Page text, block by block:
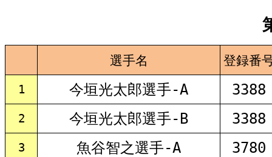
選手名 登録番
1 今垣光太郎選手-A 3388
2 今垣光太郎選手-B 3388
3 魚谷智之選手-A 3780